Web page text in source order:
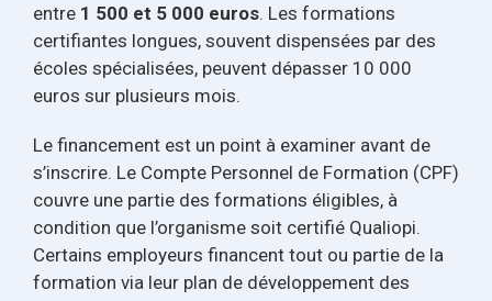
entre 1 500 et 5 000 euros. Les formations
certifiantes longues, souvent dispensées par des
écoles spécialisées, peuvent dépasser 10 000
euros sur plusieurs mois.
Le financement est un point à examiner avant de
s’inscrire. Le Compte Personnel de Formation (CPF)
couvre une partie des formations éligibles, à
condition que l’organisme soit certifié Qualiopi.
Certains employeurs financent tout ou partie de la
formation via leur plan de développement des